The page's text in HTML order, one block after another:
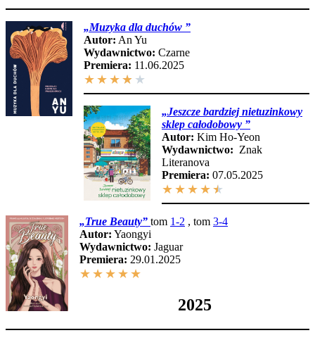
„Muzyka dla duchów ”
Autor: An Yu
Wydawnictwo: Czarne
Premiera: 11.06.2025
★ ★ ★ ★ ★
„Jeszcze bardziej nietuzinkowy
sklep całodobowy ”
Autor: Kim Ho-Yeon
Wydawnictwo: Znak
Literanova
Premiera: 07.05.2025
★ ★ ★ ★ ★
„True Beauty” tom 1-2 , tom 3-4
Autor: Yaongyi
Wydawnictwo: Jaguar
Premiera: 29.01.2025
★ ★ ★ ★ ★
2025